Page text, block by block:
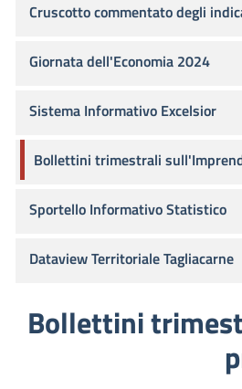
Cruscotto commentato degli
Giornata dell'Economia 2024
Sistema Informativo Excelsior
Bollettini trimestrali
Sportello Informativo Statistico
Dataview Territoriale Tagliacarne
Bollettini